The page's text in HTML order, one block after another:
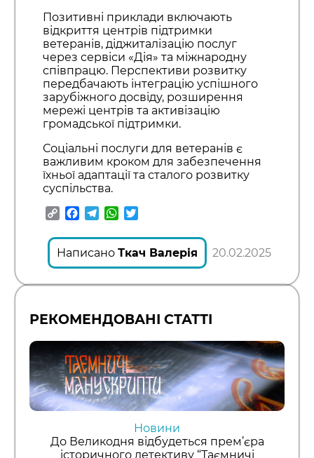
Позитивні приклади включають
відкриття центрів підтримки
ветеранів, діджиталізацію послуг
через сервіси «Дія» та міжнародну
співпрацю. Перспективи розвитку
передбачають інтеграцію успішного
зарубіжного досвіду, розширення
мережі центрів та активізацію
громадської підтримки.
Соціальні послуги для ветеранів є
важливим кроком для забезпечення
їхньої адаптації та сталого розвитку
суспільства.
CopyFacebook
TelegramWhatsApp
НаписаноТкач Валерія 20.02.2025
РЕКОМЕНДОВАНІ СТАТТІ
Новини
До Великодня відбудеться прем’єра
історичного детективу “Таємничі